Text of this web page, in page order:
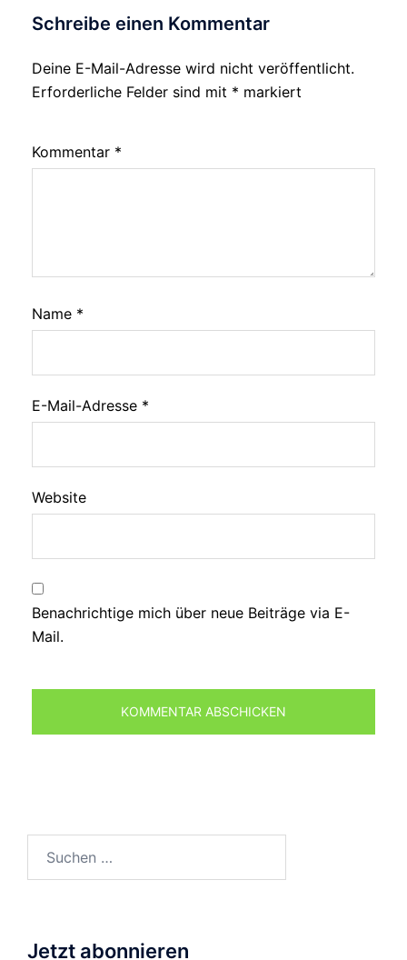
Schreibe einen Kommentar
Deine E-Mail-Adresse wird nicht veröffentlicht.
Erforderliche Felder sind mit * markiert
Kommentar *
Name *
E-Mail-Adresse *
Website
Benachrichtige mich über neue Beiträge via E-
Mail.
nach:
Jetzt abonnieren